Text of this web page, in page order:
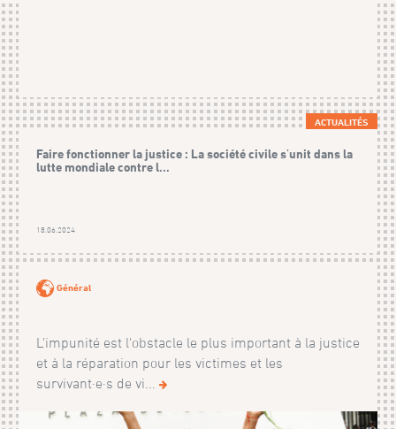
ACTUALITÉS
Faire fonctionner la justice : La société civile s'unit dans la
lutte mondiale contre l...
18.06.2024
Général
L'impunité est l'obstacle le plus important à la justice
et à la réparation pour les victimes et les
survivant·e·s de vi...